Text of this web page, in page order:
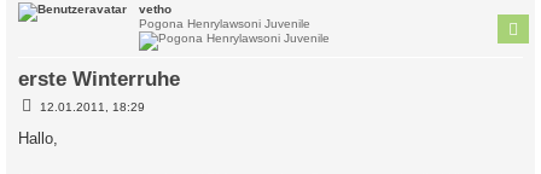
vetho
Pogona Henrylawsoni Juvenile
erste Winterruhe
B
i
t
12.01.2011, 18:29
Hallo,